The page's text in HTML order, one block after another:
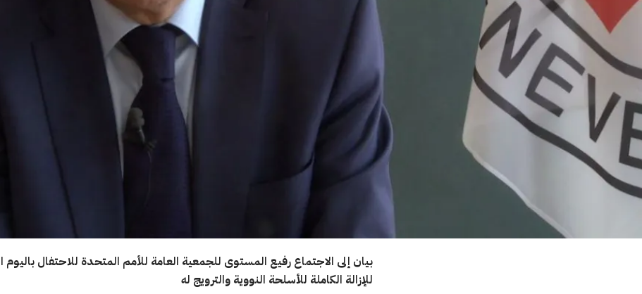
بيان إلى الاجتماع رفيع المستوى للجمعية العامة للأمم المتحدة للاحتفال باليوم
للإزالة الكاملة للأسلحة النووية والترويج له